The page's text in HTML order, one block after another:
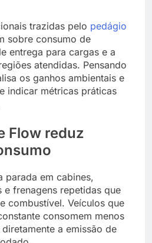
trazidas pelo pedágio
sobre consumo de
entrega para cargas e a
atendidas. Pensando
os ganhos ambientais e
indicar métricas práticas
Flow reduz
parada em cabines,
e frenagens repetidas que
combustível. Veículos que
consomem menos
a emissão de